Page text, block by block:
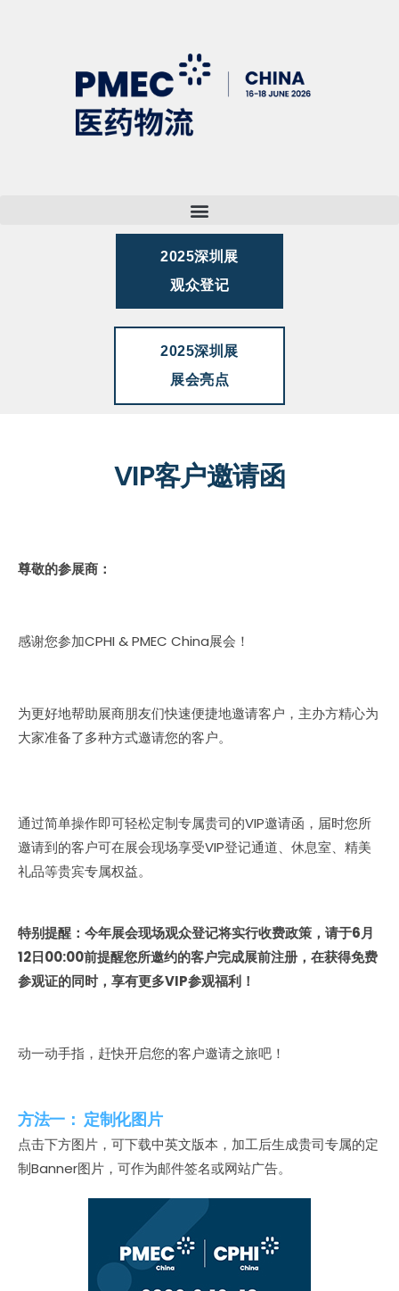
2025深圳展
观众登记
2025深圳展
展会亮点
VIP客户邀请函
尊敬的参展商：
感谢您参加CPHI & PMEC China展会！
为更好地帮助展商朋友们快速便捷地邀请客户，主办方精心为
大家准备了多种方式邀请您的客户。
通过简单操作即可轻松定制专属贵司的VIP邀请函，届时您所
邀请到的客户可在展会现场享受VIP登记通道、休息室、精美
礼品等贵宾专属权益。
特别提醒：今年展会现场观众登记将实行收费政策，请于6月
12日00:00前提醒您所邀约的客户完成展前注册，在获得免费
参观证的同时，享有更多VIP参观福利！
动一动手指，赶快开启您的客户邀请之旅吧！
方法一： 定制化图片
点击下方图片，可下载中英文版本，加工后生成贵司专属的定
制Banner图片，可作为邮件签名或网站广告。